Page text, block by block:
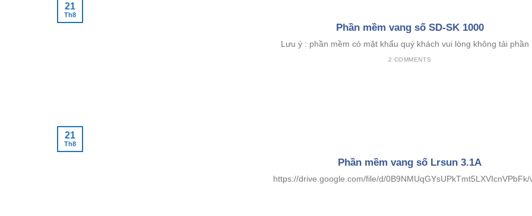
Phần mềm vang số SD-SK 1000
Lưu ý : phần mềm có mật khẩu quý khách vui lòng không tải phần
2 COMMENTS
21
Th8
Phần mềm vang số Lrsun 3.1A
https://drive.google.com/file/d/0B9NMUqGYsUPkTmt5LXVIcnVPbFk/
21
Th8